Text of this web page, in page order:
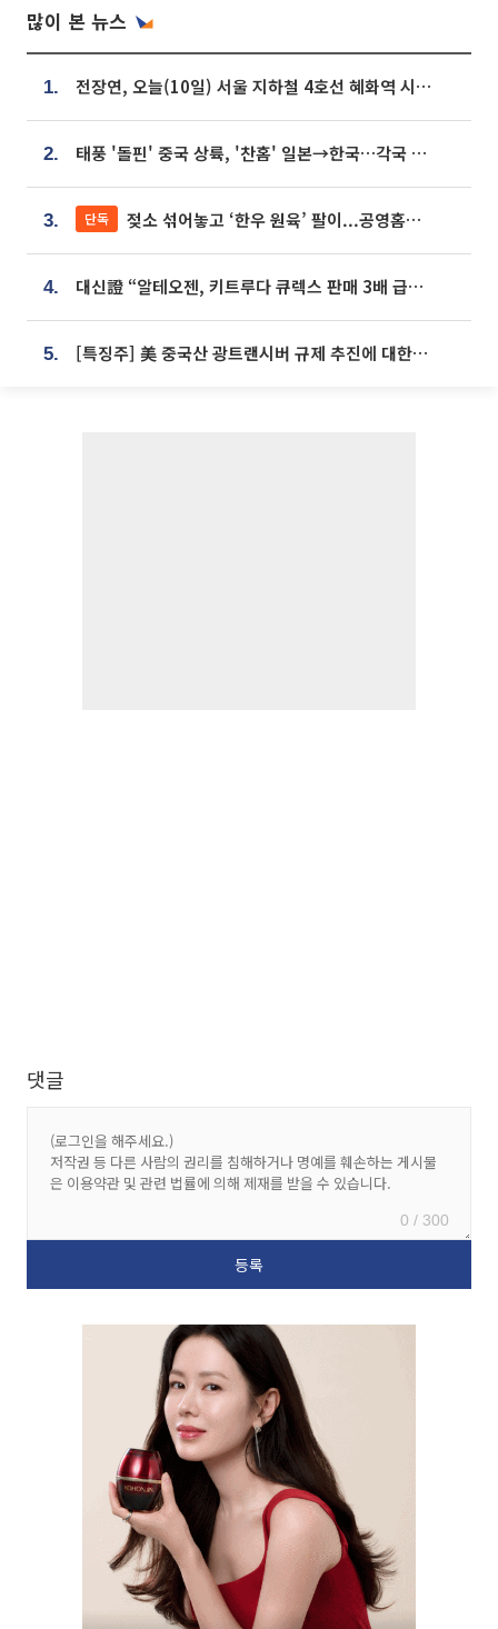
많이 본 뉴스
1. 전장연, 오늘(10일) 서울 지하철 4호선 혜화역 시위…1호선 용산역 무정차
2. 태풍 '돌핀' 중국 상륙, '찬홈' 일본→한국…각국 기상청 예상 경로는?
3. 단독 젖소 섞어놓고 ‘한우 원육’ 팔이...공영홈쇼핑 표기·검증 구멍
4. 대신證 “알테오젠, 키트루다 큐렉스 판매 3배 급증…목표가 41만원 상향”
5. [특징주] 美 중국산 광트랜시버 규제 추진에 대한광통신 등 광통신株 강세
댓글
0 / 300